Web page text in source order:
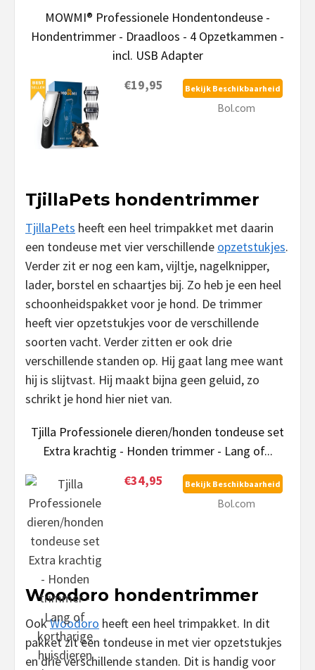
MOWMI® Professionele Hondentondeuse -
Hondentrimmer - Draadloos - 4 Opzetkammen -
incl. USB Adapter
€19,95
Bekijk Beschikbaarheid
Bol.com
TjillaPets hondentrimmer
TjillaPets heeft een heel trimpakket met daarin
een tondeuse met vier verschillende opzetstukjes.
Verder zit er nog een kam, vijltje, nagelknipper,
lader, borstel en schaartjes bij. Zo heb je een heel
schoonheidspakket voor je hond. De trimmer
heeft vier opzetstukjes voor de verschillende
soorten vacht. Verder zitten er ook drie
verschillende standen op. Hij gaat lang mee want
hij is slijtvast. Hij maakt bijna geen geluid, zo
schrikt je hond hier niet van.
Tjilla Professionele dieren/honden tondeuse set
Extra krachtig - Honden trimmer - Lang of...
€34,95
Bekijk Beschikbaarheid
Bol.com
Woodoro hondentrimmer
OokWoodoro heeft een heel trimpakket. In dit
pakket zit een tondeuse in met vier opzetstukjes
en drie verschillende standen. Dit is handig voor